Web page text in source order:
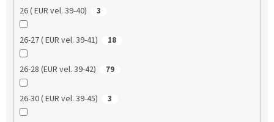
26 ( EUR vel. 39-40) 3
26-27 ( EUR vel. 39-41) 18
26-28 (EUR vel. 39-42) 79
26-30 ( EUR vel. 39-45) 3